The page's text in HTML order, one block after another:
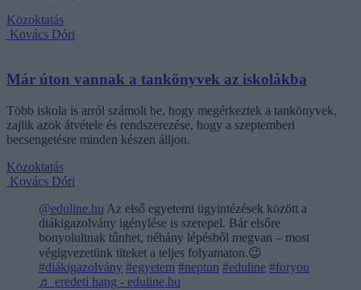
Közoktatás
Kovács Dóri
Már úton vannak a tankönyvek az iskolákba
Több iskola is arról számolt be, hogy megérkeztek a tankönyvek,
zajlik azok átvétele és rendszerezése, hogy a szeptemberi
becsengetésre minden készen álljon.
Közoktatás
Kovács Dóri
@eduline.hu Az első egyetemi ügyintézések között a
diákigazolvány igénylése is szerepel. Bár elsőre
bonyolultnak tűnhet, néhány lépésből megvan – most
végigvezetünk titeket a teljes folyamaton.😉
#diákigazolvány #egyetem #neptun #eduline #foryou
♬ eredeti hang - eduline.hu